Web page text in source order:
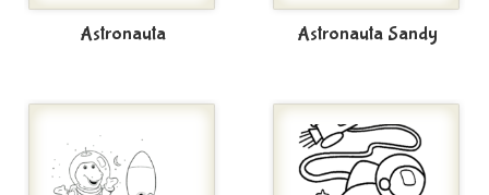
Astronauta Astronauta Sandy